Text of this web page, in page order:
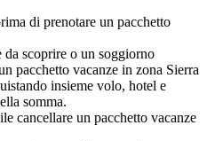
di prenotare un pacchetto
da scoprire o un soggiorno
pacchetto vacanze in zona Sierra
insieme volo, hotel e
somma.
cancellare un pacchetto vacanze